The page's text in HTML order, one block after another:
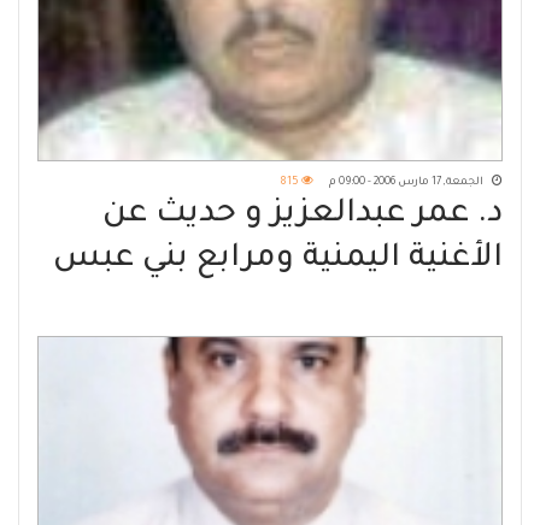
الجمعة, 17 مارس 2006 - 09:00 م 815
د. عمر عبدالعزيز و حديث عن
الأغنية اليمنية ومرابع بني عبس